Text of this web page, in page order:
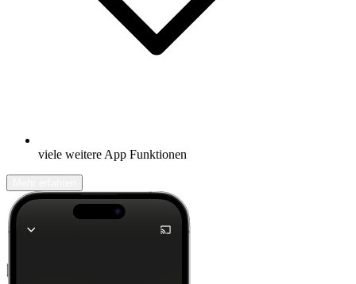
viele weitere App Funktionen